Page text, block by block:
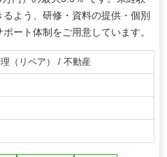
よう、研修・資料の提供・個別
ート体制をご用意しています。
（リペア） / 不動産